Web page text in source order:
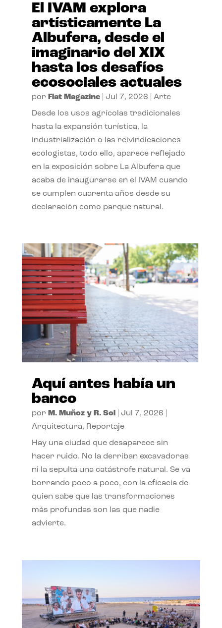
El IVAM explora
artísticamente La
Albufera, desde el
imaginario del XIX
hasta los desafíos
ecosociales actuales
por Flat Magazine| Jul 7, 2026 Arte
Desde los usos agrícolas tradicionales
hasta la expansión turística, la
industrialización o las reivindicaciones
ecologistas, todo ello, aparece reflejado
en la exposición sobre La Albufera que
acaba de inaugurarse en el IVAM cuando
se cumplen cuarenta años desde su
declaración como parque natural.
Aquí antes había un
banco
por M. Muñoz y R. Sol| Jul 7, 2026
Arquitectura, Reportaje
Hay una ciudad que desaparece sin
hacer ruido. No la derriban excavadoras
ni la sepulta una catástrofe natural. Se va
borrando poco a poco, con la eficacia de
quien sabe que las transformaciones
más profundas son las que nadie
advierte.